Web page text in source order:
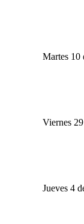
Martes 10
Viernes
Jueves 4